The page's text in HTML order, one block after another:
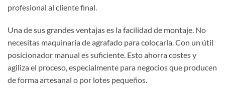
profesional al cliente final.
Una de sus grandes ventajas es la facilidad de montaje. No
necesitas maquinaria de agrafado para colocarla. Con un útil
posicionador manual es suficiente. Esto ahorra costes y
agiliza el proceso, especialmente para negocios que producen
de forma artesanal o por lotes pequeños.